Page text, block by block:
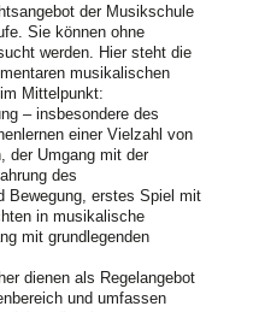
der Musikschule
Sie können ohne
werden. Hier steht die
musikalischen
Mittelpunkt:
– insbesondere des
einer Vielzahl von
der Umgang mit der
des
Bewegung, erstes Spiel mit
in musikalische
mit grundlegenden
dienen als Regelangebot
und umfassen